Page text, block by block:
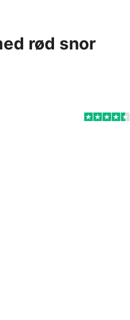
rød snor